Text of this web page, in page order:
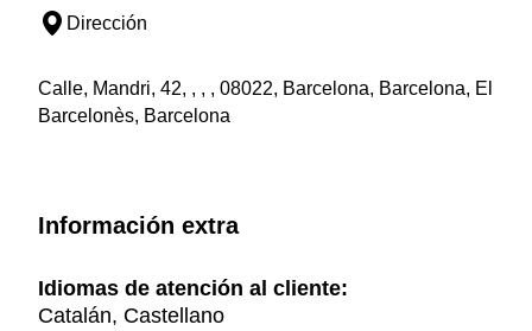
Dirección
Calle, Mandri, 42, , , , 08022, Barcelona, Barcelona, El
Barcelonès, Barcelona
Información extra
Idiomas de atención al cliente:
Catalán, Castellano